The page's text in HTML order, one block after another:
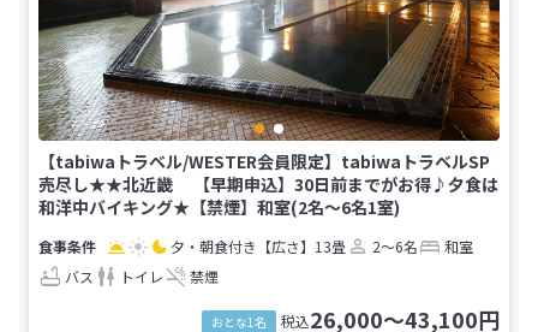
【tabiwaトラベル/WESTER会員限定】tabiwaトラベルSP
売尽し★★北近畿 【早期申込】30日前までがお得♪夕食は
和洋中バイキング★【禁煙】和室(2名～6名1室)
夕・朝食付き 【広さ】13畳 2～6名
和室
バス
トイレ 禁煙
おとな1名 税込26,000～43,100円